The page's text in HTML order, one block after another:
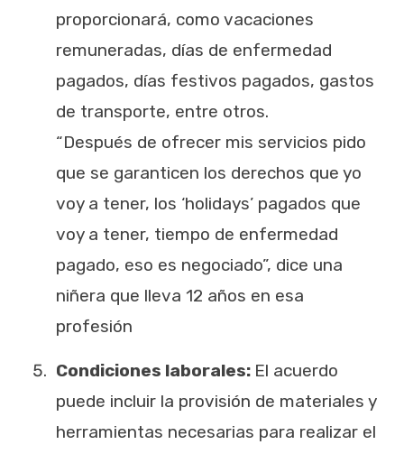
proporcionará, como vacaciones
remuneradas, días de enfermedad
pagados, días festivos pagados, gastos
de transporte, entre otros.
“Después de ofrecer mis servicios pido
que se garanticen los derechos que yo
voy a tener, los ‘holidays’ pagados que
voy a tener, tiempo de enfermedad
pagado, eso es negociado”, dice una
niñera que lleva 12 años en esa
profesión
Condiciones laborales: El acuerdo
puede incluir la provisión de materiales y
herramientas necesarias para realizar el